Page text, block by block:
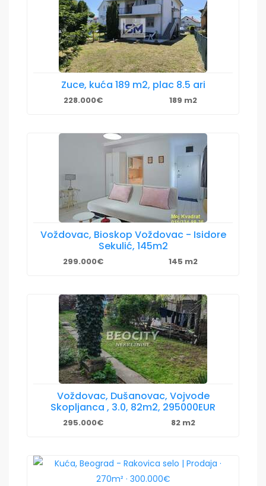
Zuce, kuća 189 m2, plac 8.5 ari
228.000€ 189 m2
Voždovac, Bioskop Voždovac - Isidore
Sekulić, 145m2
299.000€ 145 m2
Voždovac, Dušanovac, Vojvode
Skopljanca , 3.0, 82m2, 295000EUR
295.000€ 82 m2